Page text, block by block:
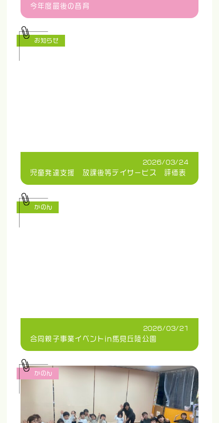
今年度最後の音育
2026/03/24
児童発達支援 放課後等デイサービス 評価表
お知らせ
2026/03/21
合同親子事業イベントin馬見丘陵公園
かのん
かのん